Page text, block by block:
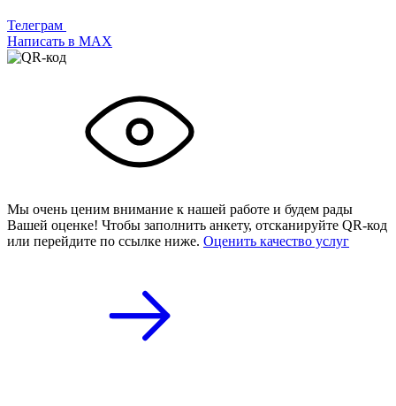
Телеграм
Написать в МАХ
Мы очень ценим внимание к нашей работе и будем рады
Вашей оценке! Чтобы заполнить анкету, отсканируйте QR-код
или перейдите по ссылке ниже. Оценить качество услуг